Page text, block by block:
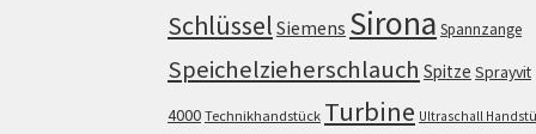
Schlüssel Siemens Sirona Spannzange
Speichelzieherschlauch Spitze Sprayvit
4000 Technikhandstück Turbine Ultraschall